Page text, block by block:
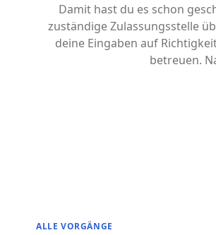
Damit hast du es schon
zuständige Zulassungsstelle
deine Eingaben auf
betreuen.
ALLE VORGÄNGE